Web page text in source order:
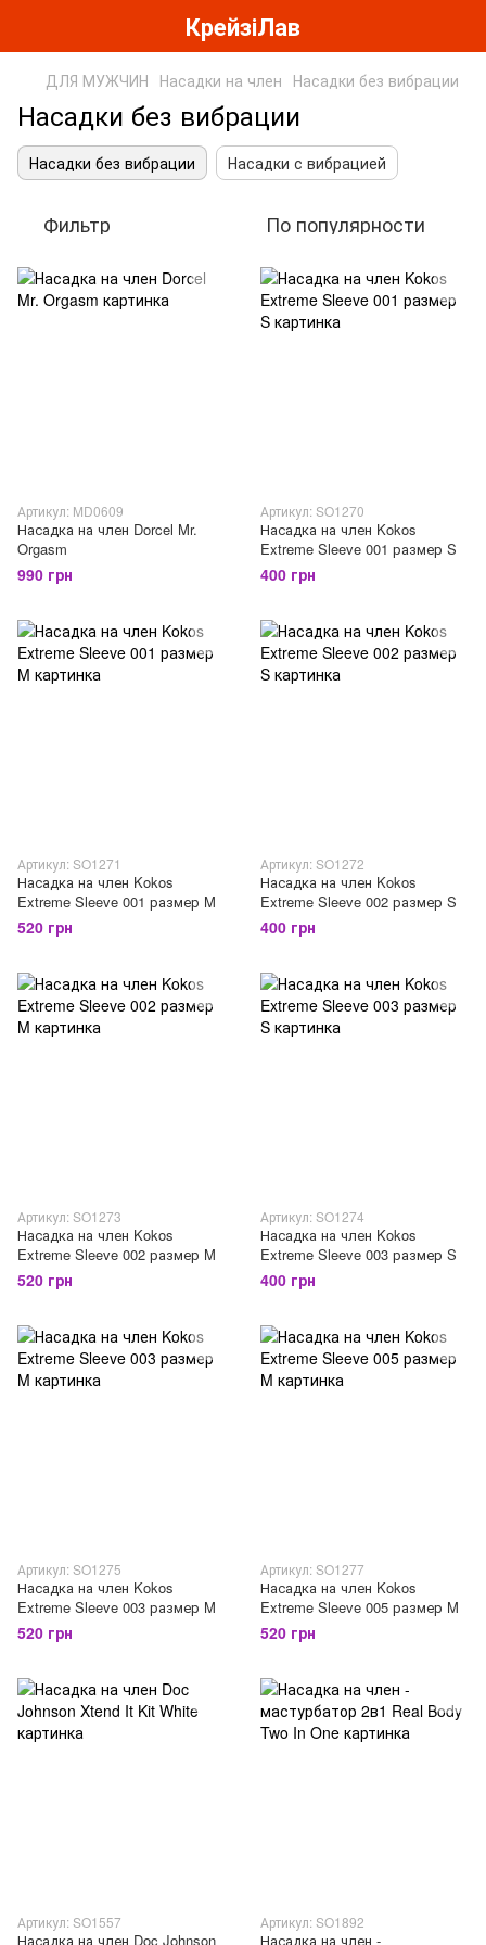
КрейзіЛав
ДЛЯ МУЖЧИН Насадки на член Насадки без вибрации
Насадки без вибрации
Насадки без вибрации Насадки с вибрацией
Фильтр По популярности
Артикул: MD0609
Насадка на член Dorcel Mr.
Orgasm
990 грн
Артикул: SO1270
Насадка на член Kokos
Extreme Sleeve 001 размер S
400 грн
Артикул: SO1271
Насадка на член Kokos
Extreme Sleeve 001 размер M
520 грн
Артикул: SO1272
Насадка на член Kokos
Extreme Sleeve 002 размер S
400 грн
Артикул: SO1273
Насадка на член Kokos
Extreme Sleeve 002 размер M
520 грн
Артикул: SO1274
Насадка на член Kokos
Extreme Sleeve 003 размер S
400 грн
Артикул: SO1275
Насадка на член Kokos
Extreme Sleeve 003 размер M
520 грн
Артикул: SO1277
Насадка на член Kokos
Extreme Sleeve 005 размер M
520 грн
Артикул: SO1557
Насадка на член Doc Johnson
Артикул: SO1892
Насадка на член -